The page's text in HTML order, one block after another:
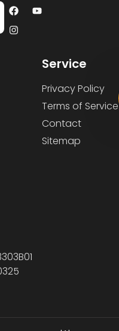
Service
Privacy Policy
Terms of Service
Contact
Sitemap